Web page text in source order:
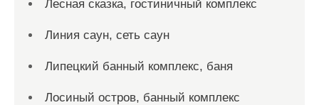
Лесная сказка, гостиничный комплекс
Линия саун, сеть саун
Липецкий банный комплекс, баня
Лосиный остров, банный комплекс